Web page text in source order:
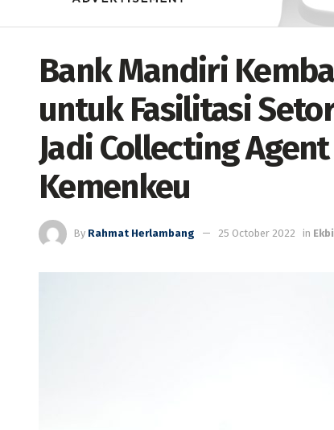
Bank Mandiri
untuk Fasilitasi
Jadi Collecting
Kemenkeu
By Rahmat Herlambang 25 October 2022 in